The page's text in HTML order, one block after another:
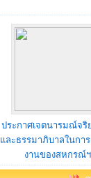
ประกาศเจตนารมณ์จริ
และธรรมาภิบาลในกา
งานของสหกรณ์ฯ